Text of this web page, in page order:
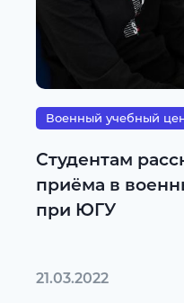
Военный учебный
Студентам
приёма в
при ЮГУ
21.03.2022